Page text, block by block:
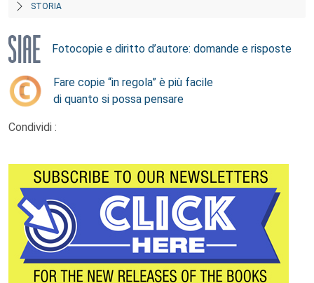
STORIA
Fotocopie e diritto d’autore: domande e risposte
Fare copie “in regola” è più facile
di quanto si possa pensare
Condividi :